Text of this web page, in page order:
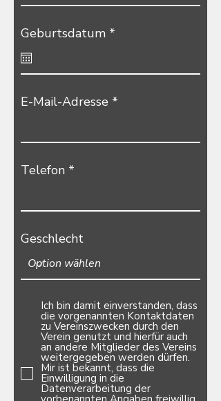
Geburtsdatum *
u
r
e
E-Mail-Adresse
Telefon
Geschlecht
Ich bin damit einverstanden, dass
die vorgenannten Kontaktdaten
zu Vereinszwecken durch den
Verein genutzt und hierfür auch
an andere Mitglieder des Vereins
weitergegeben werden dürfen.
Mir ist bekannt, dass die
Einwilligung in die
Datenverarbeitung der